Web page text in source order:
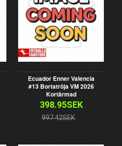
Ecuador Enner Valencia
#13 Bortatröja VM 2026
Kortärmad
398.95SEK
997.42SEK